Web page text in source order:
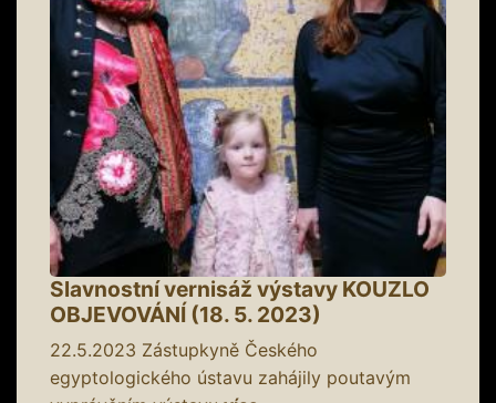
Slavnostní vernisáž výstavy KOUZLO
OBJEVOVÁNÍ (18. 5. 2023)
22.5.2023 Zástupkyně Českého
egyptologického ústavu zahájily poutavým